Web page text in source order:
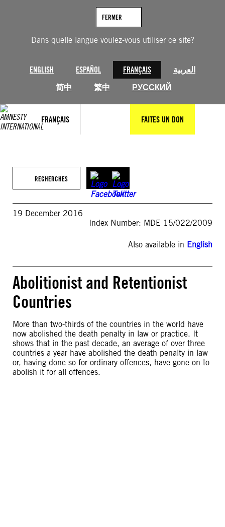
Dans quelle langue voulez-vous utiliser ce site?
ENGLISH ESPAÑOL FRANÇAIS
العربية
简中
繁中 РУССКИЙ
FERMER
FRANÇAIS FAITES UN DON
RECHERCHES
19 December 2016
Index Number: MDE 15/022/2009
Also available in English
Abolitionist and Retentionist
Countries
More than two-thirds of the countries in the world have
now abolished the death penalty in law or practice. It
shows that in the past decade, an average of over three
countries a year have abolished the death penalty in law
or, having done so for ordinary offences, have gone on to
abolish it for all offences.